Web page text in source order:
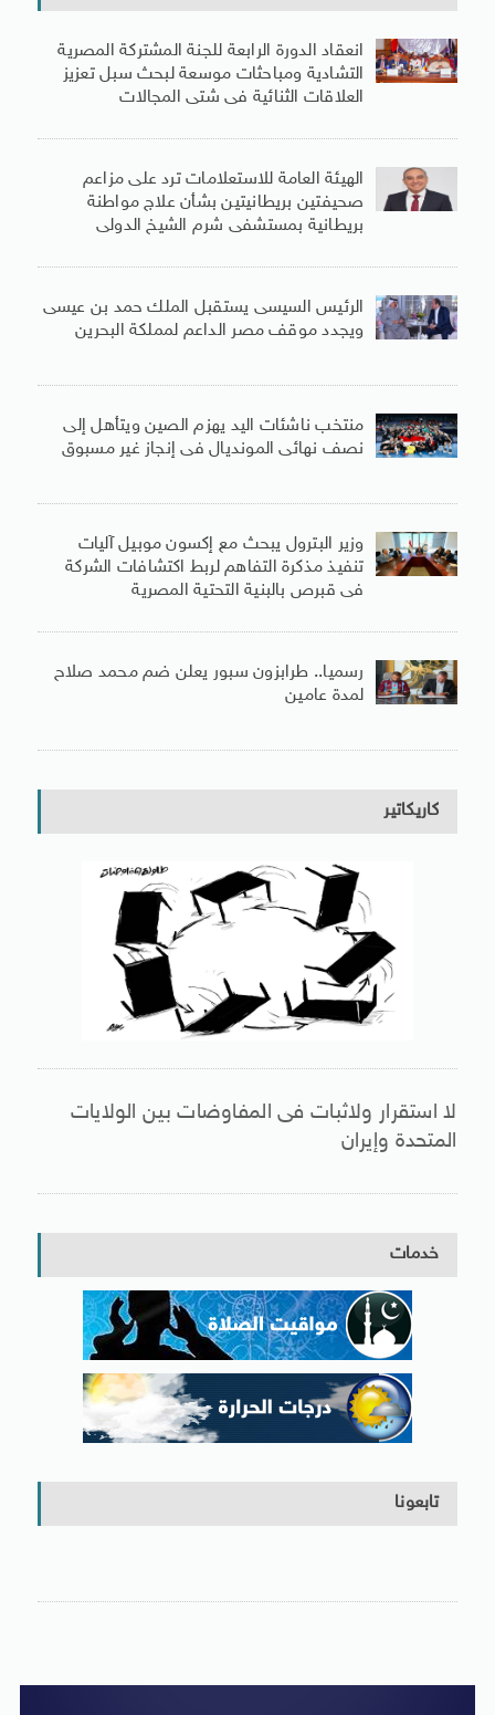
انعقاد الدورة الرابعة للجنة المشتركة المصرية
التشادية ومباحثات موسعة لبحث سبل تعزيز
العلاقات الثنائية فى شتى المجالات
الهيئة العامة للاستعلامات ترد على مزاعم
صحيفتين بريطانيتين بشأن علاج مواطنة
بريطانية بمستشفى شرم الشيخ الدولى
الرئيس السيسى يستقبل الملك حمد بن عيسى
ويجدد موقف مصر الداعم لمملكة البحرين
منتخب ناشئات اليد يهزم الصين ويتأهل إلى
نصف نهائى المونديال فى إنجاز غير مسبوق
وزير البترول يبحث مع إكسون موبيل آليات
تنفيذ مذكرة التفاهم لربط اكتشافات الشركة
فى قبرص بالبنية التحتية المصرية
رسميا.. طرابزون سبور يعلن ضم محمد صلاح
لمدة عامين
كاريكاتير
لا استقرار ولاثبات فى المفاوضات بين الولايات
المتحدة وإيران
خدمات
تابعونا